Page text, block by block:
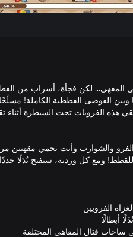
المقهى... لكن فجأة، أسراب من
الفوضى القططية الكاملة!
هذه الفرويات تحت السيطرة أثناء
والشوارب وأنت تحمي مقهيين
ومع كل وردية، ستفتح نُدَلًا